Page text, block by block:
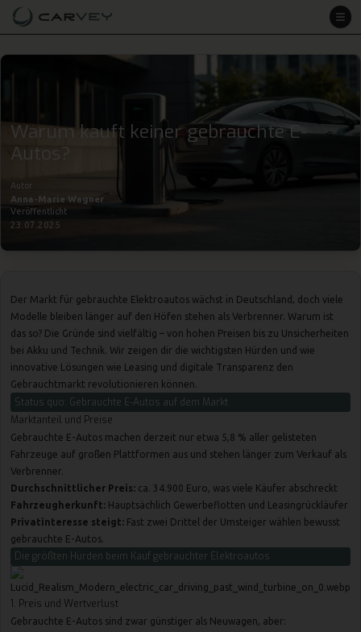
Warum kauft keiner gebrauchte E-
Autos?
Autor
Anna-Marie Wagner
Veröffentlicht
23.07.2025
Der Markt für gebrauchte Elektroautoswächst in Deutschland, doch viele
Modelle bleiben länger auf den Höfen stehen als Verbrenner. Warum ist
das so? Die Gründe sind vielfältig – von hohen Preisen bis zu Unsicherheiten
bei Akku und Technik. Wir zeigen dir die wichtigsten Hürden und wie
innovative Lösungen wie Leasing und digitale Transparenz den
Gebrauchtmarkt revolutionieren können.
Status quo: Gebrauchte E-Autos auf dem Markt
Marktanteil und Preise
Gebrauchte E-Autos machen derzeit nur etwa 5,8 % aller gelisteten
Fahrzeuge auf großen Plattformen aus und stehen länger zum Verkauf als
Verbrenner.
Durchschnittlicher Preis: ca. 34.900 Euro, was viele Käufer abschreckt
Fahrzeugherkunft: Hauptsächlich Gewerbeflotten und Leasingrückläufer
Privatinteresse steigt: Fast zwei Drittel der Umsteiger wählen bewusst
gebrauchte E-Autos.
Die größten Hürden beim Kauf gebrauchter Elektroautos
1. Preis und Wertverlust
Gebrauchte E-Autos sind zwar günstiger als Neuwagen, aber: